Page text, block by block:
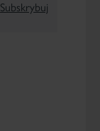
Subskrybuj